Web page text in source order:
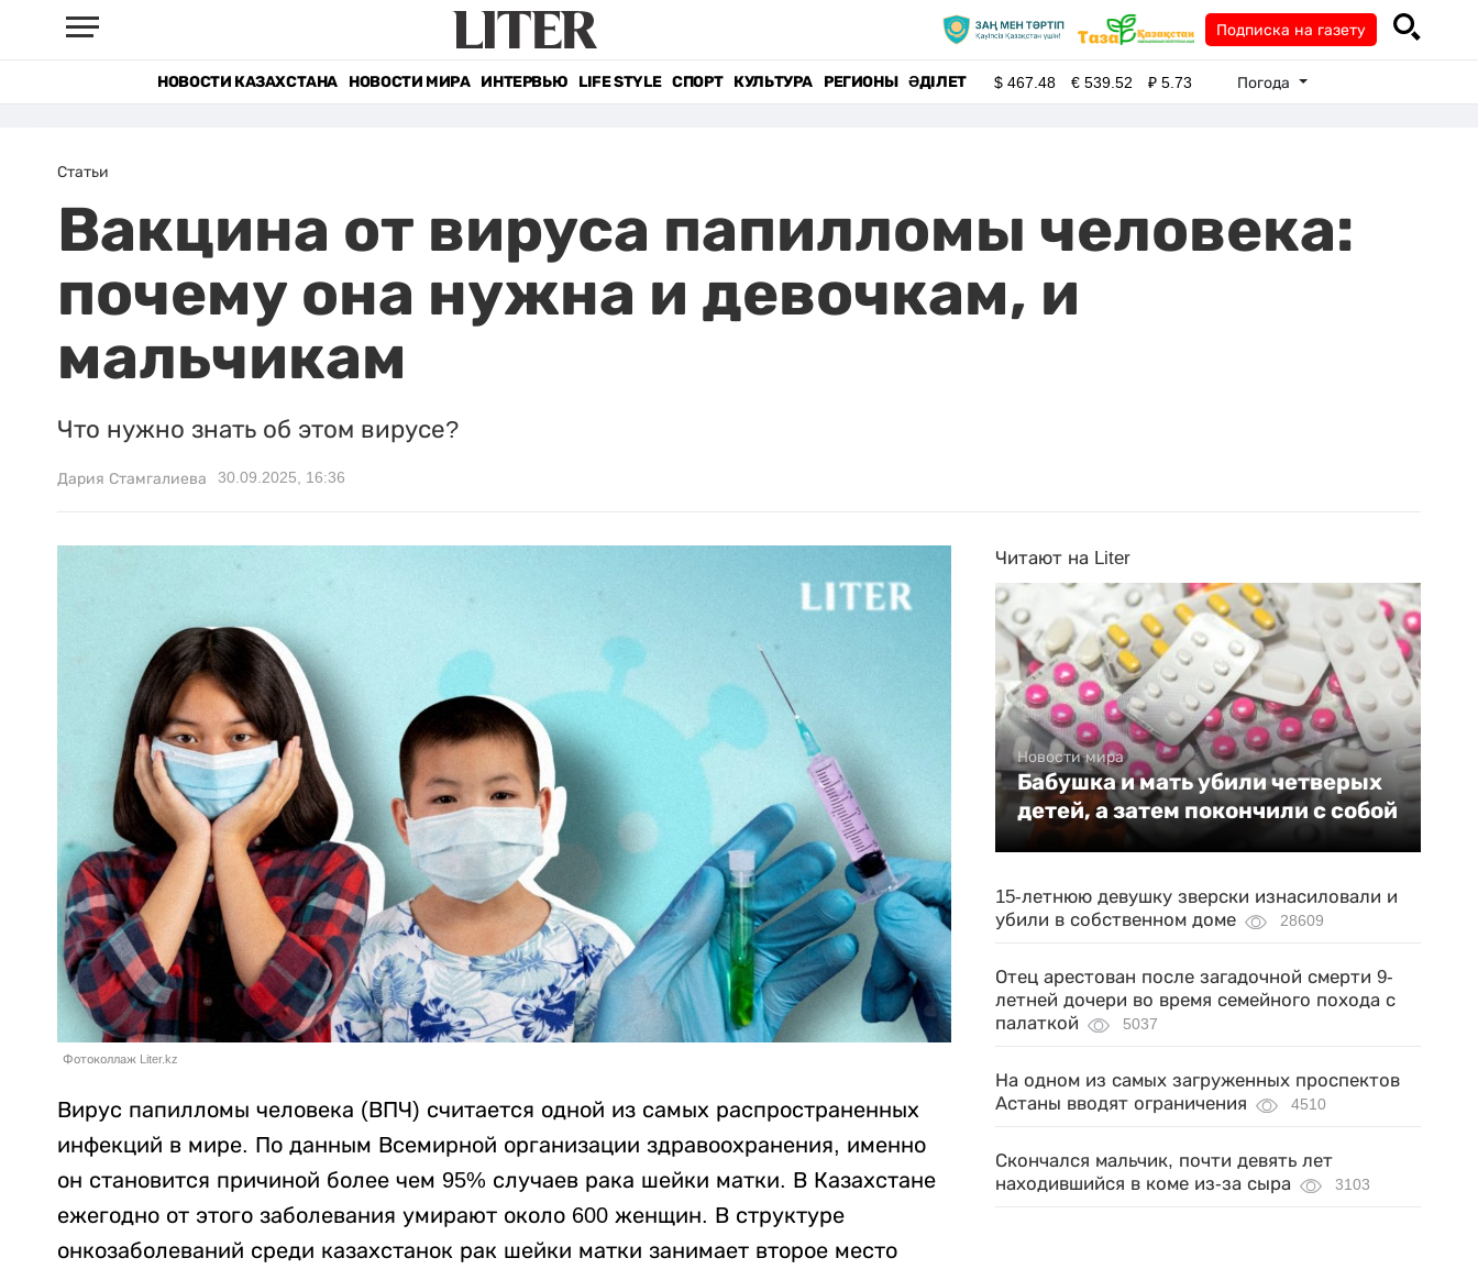
Подписка на газету
НОВОСТИ КАЗАХСТАНА НОВОСТИ МИРА ИНТЕРВЬЮ LIFE STYLE СПОРТ КУЛЬТУРА РЕГИОНЫ ӘДІЛЕТ $467.48 €539.52 ₽5.73 Погода
Статьи
Вакцина от вируса папилломы человека:
почему она нужна и девочкам, и
мальчикам
Что нужно знать об этом вирусе?
Дария Стамгалиева 30.09.2025, 16:36
Фотоколлаж Liter.kz
Вирус папилломы человека (ВПЧ) считается одной из самых распространенных
инфекций в мире. По данным Всемирной организации здравоохранения, именно
он становится причиной более чем 95% случаев рака шейки матки. В Казахстане
ежегодно от этого заболевания умирают около 600 женщин. В структуре
онкозаболеваний среди казахстанок рак шейки матки занимает второе место
Читают на Liter
Новости мира
Бабушка и мать убили четверых
детей, а затем покончили с собой
15-летнюю девушку зверски изнасиловали и
убили в собственном доме
28609
Отец арестован после загадочной смерти 9-
летней дочери во время семейного похода с
палаткой
5037
На одном из самых загруженных проспектов
Астаны вводят ограничения
4510
Скончался мальчик, почти девять лет
находившийся в коме из-за сыра
3103